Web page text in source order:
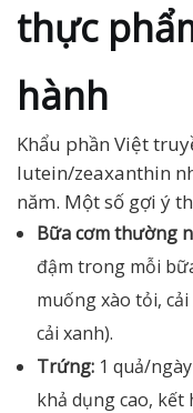
thực
hành
Khẩu phần Việt
lutein/zeaxanthin
năm. Một số gợi ý
Bữa cơm thường
đậm trong mỗi
muống xào tỏi,
cải xanh).
Trứng: 1 quả/
khả dụng cao,